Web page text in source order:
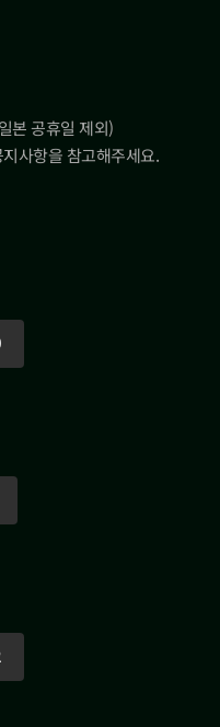
본 공휴일 제외)
사항을 참고해주세요.